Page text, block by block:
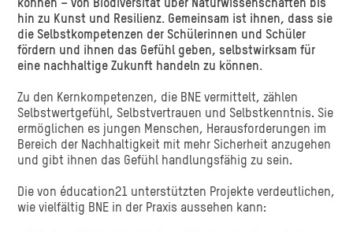
können – von Biodiversität über Naturwissenschaften bis
hin zu Kunst und Resilienz. Gemeinsam ist ihnen, dass sie
die Selbstkompetenzen der Schülerinnen und Schüler
fördern und ihnen das Gefühl geben, selbstwirksam für
eine nachhaltige Zukunft handeln zu können.
Zu den Kernkompetenzen, die BNE vermittelt, zählen
Selbstwertgefühl, Selbstvertrauen und Selbstkenntnis. Sie
ermöglichen es jungen Menschen, Herausforderungen im
Bereich der Nachhaltigkeit mit mehr Sicherheit anzugehen
und gibt ihnen das Gefühl handlungsfähig zu sein.
Die von éducation21 unterstützten Projekte verdeutlichen,
wie vielfältig BNE in der Praxis aussehen kann: